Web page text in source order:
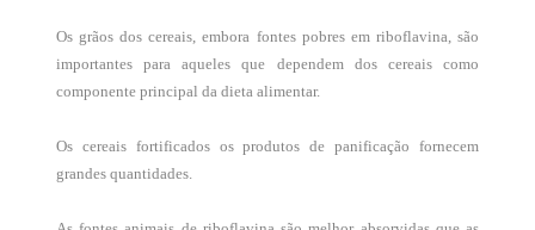
Os grãos dos cereais, embora fontes pobres em riboflavina, são
importantes para aqueles que dependem dos cereais como
componente principal da dieta alimentar.
Os cereais fortificados os produtos de panificação fornecem
grandes quantidades.